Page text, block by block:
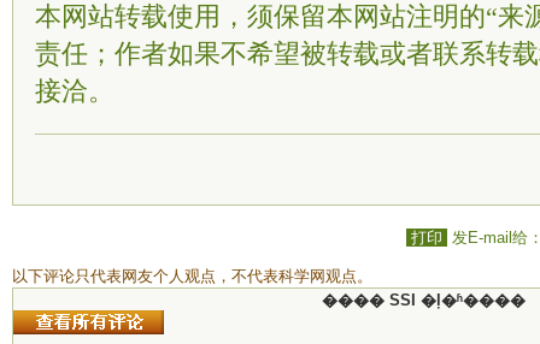
本网站转载使用，须保留本网站注明的“来
责任；作者如果不希望被转载或者联系转
接洽。
打印 发E-mail给
以下评论只代表网友个人观点，不代表科学网观点。
���� SSI �ļ�ʱ����